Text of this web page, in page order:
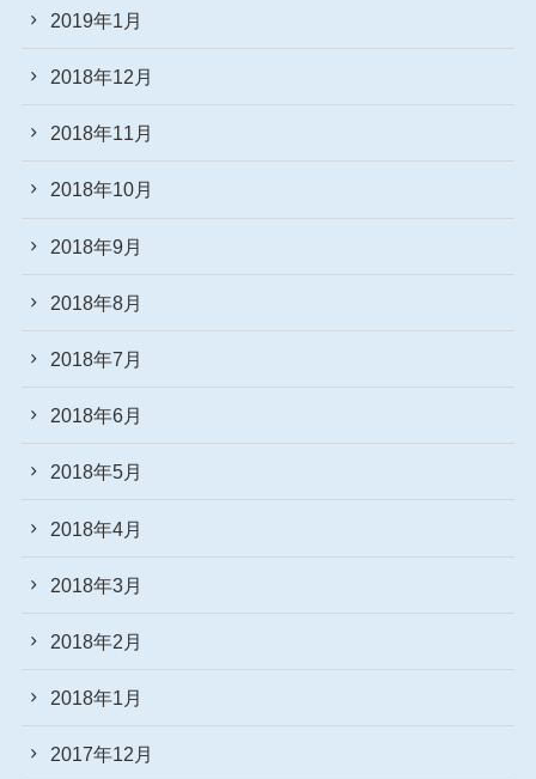
2019年1月
2018年12月
2018年11月
2018年10月
2018年9月
2018年8月
2018年7月
2018年6月
2018年5月
2018年4月
2018年3月
2018年2月
2018年1月
2017年12月